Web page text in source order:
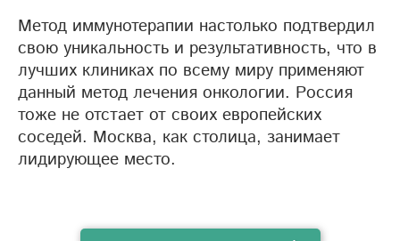
Метод иммунотерапии настолько подтвердил
свою уникальность и результативность, что в
лучших клиниках по всему миру применяют
данный метод лечения онкологии. Россия
тоже не отстает от своих европейских
соседей. Москва, как столица, занимает
лидирующее место.